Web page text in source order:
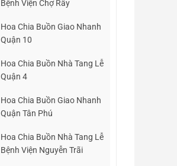
Bệnh Viện Chợ Rẫy
Hoa Chia Buồn Giao Nhanh
Quận 10
Hoa Chia Buồn Nhà Tang Lễ
Quận 4
Hoa Chia Buồn Giao Nhanh
Quận Tân Phú
Hoa Chia Buồn Nhà Tang Lễ
Bệnh Viện Nguyễn Trãi